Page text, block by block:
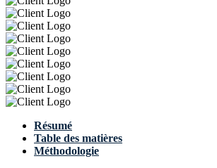
Résumé
Table des matières
Méthodologie